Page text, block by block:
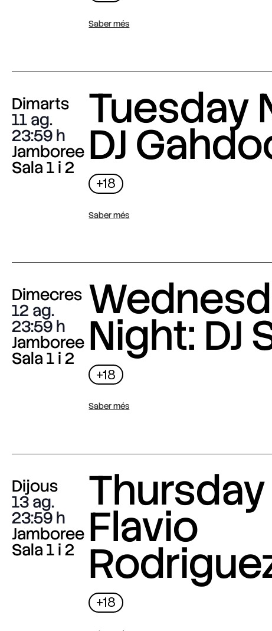
Saber més
Dimarts
11 ag.
23:59
Jamboree
Sala 1 i 2
Tuesday
DJ
+18
Saber més
Dimecres
12 ag.
23:59
Jamboree
Sala 1 i 2 Night: DJ
+18
Saber més
Dijous
13 ag.
23:59
Jamboree
Sala 1 i 2 Flavio
+18